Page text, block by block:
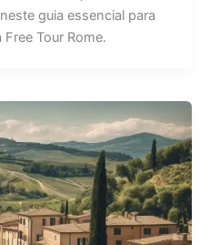
guia essencial para
Tour Rome.